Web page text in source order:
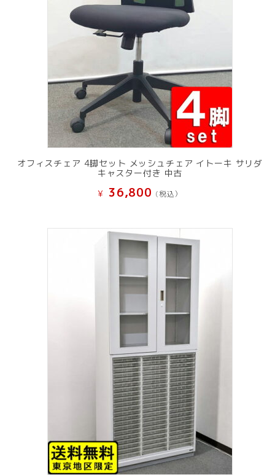
オフィスチェア 4脚セット メッシュチェア イトーキ サリダ
キャスター付き 中古
¥ 36,800 (税込）